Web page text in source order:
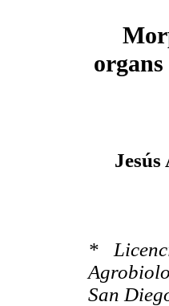
*
San